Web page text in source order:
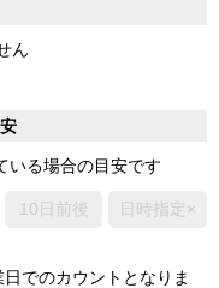
ん
いる場合の目安です
10日前後 日時指定×
でのカウントとなりま